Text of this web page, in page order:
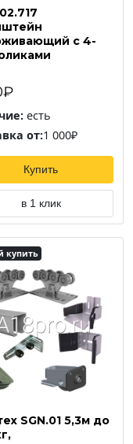
с 4-
есть
от:1 000₽
Купить
в 1 клик
купить
SGN.01 5,3м до